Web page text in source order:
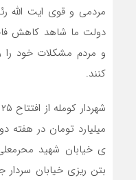
مردمی و قوی ایت الله
دولت ما شاهد کاهش
و مردم مشکلات خود
کنند.
میلیارد تومان در هفته